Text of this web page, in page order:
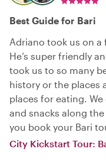
Best Guide for Bari
Adriano took us on a
He’s super friendly
took us to so many
history or the places
places for eating.
and snacks along
you book your Bari
City Kickstart Tour: